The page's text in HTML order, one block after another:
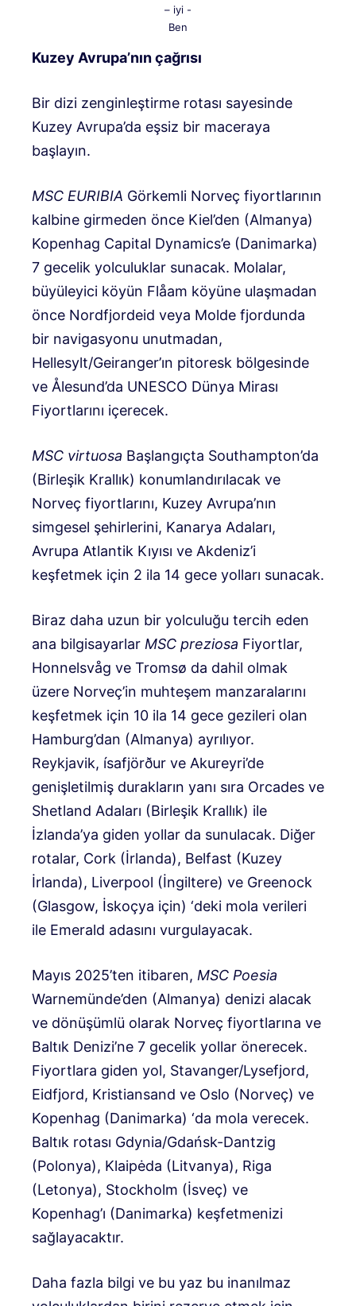
– iyi -
Ben
Kuzey Avrupa’nın çağrısı
Bir dizi zenginleştirme rotası sayesinde
Kuzey Avrupa’da eşsiz bir maceraya
başlayın.
MSC EURIBIA Görkemli Norveç fiyortlarının
kalbine girmeden önce Kiel’den (Almanya)
Kopenhag Capital Dynamics’e (Danimarka)
7 gecelik yolculuklar sunacak. Molalar,
büyüleyici köyün Flåam köyüne ulaşmadan
önce Nordfjordeid veya Molde fjordunda
bir navigasyonu unutmadan,
Hellesylt/Geiranger’ın pitoresk bölgesinde
ve Ålesund’da UNESCO Dünya Mirası
Fiyortlarını içerecek.
MSC virtuosa Başlangıçta Southampton’da
(Birleşik Krallık) konumlandırılacak ve
Norveç fiyortlarını, Kuzey Avrupa’nın
simgesel şehirlerini, Kanarya Adaları,
Avrupa Atlantik Kıyısı ve Akdeniz’i
keşfetmek için 2 ila 14 gece yolları sunacak.
Biraz daha uzun bir yolculuğu tercih eden
ana bilgisayarlar MSC preziosa Fiyortlar,
Honnelsvåg ve Tromsø da dahil olmak
üzere Norveç’in muhteşem manzaralarını
keşfetmek için 10 ila 14 gece gezileri olan
Hamburg’dan (Almanya) ayrılıyor.
Reykjavik, ísafjörður ve Akureyri’de
genişletilmiş durakların yanı sıra Orcades ve
Shetland Adaları (Birleşik Krallık) ile
İzlanda’ya giden yollar da sunulacak. Diğer
rotalar, Cork (İrlanda), Belfast (Kuzey
İrlanda), Liverpool (İngiltere) ve Greenock
(Glasgow, İskoçya için) ‘deki mola verileri
ile Emerald adasını vurgulayacak.
Mayıs 2025’ten itibaren, MSC Poesia
Warnemünde’den (Almanya) denizi alacak
ve dönüşümlü olarak Norveç fiyortlarına ve
Baltık Denizi’ne 7 gecelik yollar önerecek.
Fiyortlara giden yol, Stavanger/Lysefjord,
Eidfjord, Kristiansand ve Oslo (Norveç) ve
Kopenhag (Danimarka) ‘da mola verecek.
Baltık rotası Gdynia/Gdańsk-Dantzig
(Polonya), Klaipėda (Litvanya), Riga
(Letonya), Stockholm (İsveç) ve
Kopenhag’ı (Danimarka) keşfetmenizi
sağlayacaktır.
Daha fazla bilgi ve bu yaz bu inanılmaz